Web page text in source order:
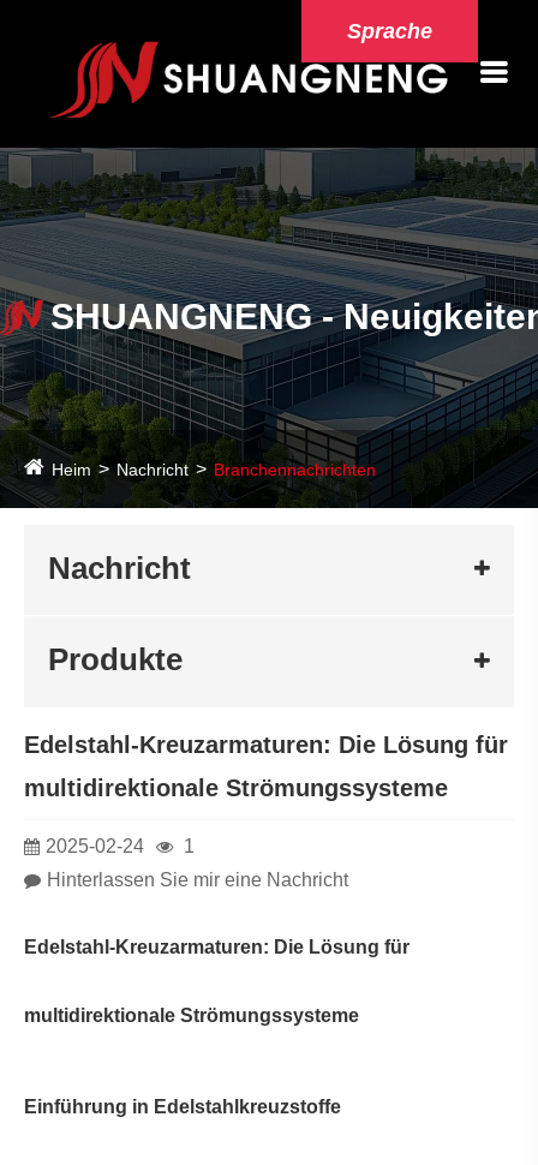
Sprache
SHUANGNENG -
Heim Nachricht Branchennachrichten
Nachricht
Produkte
Edelstahl-Kreuzarmaturen: Die Lösung für
multidirektionale Strömungssysteme
2025-02-24
1
Hinterlassen Sie mir eine Nachricht
Edelstahl-Kreuzarmaturen: Die Lösung für
multidirektionale Strömungssysteme
Einführung in Edelstahlkreuzstoffe